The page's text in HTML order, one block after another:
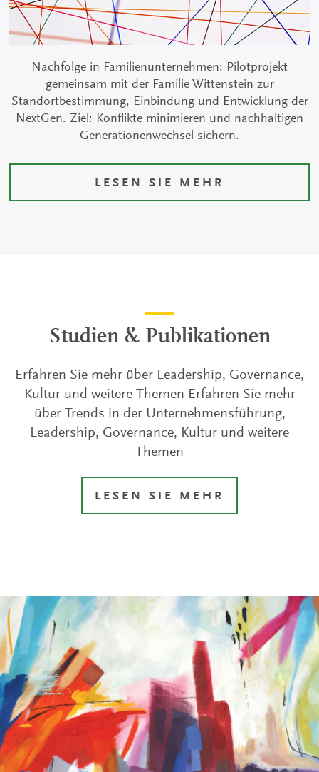
Nachfolge in Familienunternehmen: Pilotprojekt
gemeinsam mit der Familie Wittenstein zur
Standortbestimmung, Einbindung und Entwicklung der
NextGen. Ziel: Konflikte minimieren und nachhaltigen
Generationenwechsel sichern.
LESEN SIE MEHR
Studien & Publikationen
Erfahren Sie mehr über Leadership, Governance,
Kultur und weitere Themen Erfahren Sie mehr
über Trends in der Unternehmensführung,
Leadership, Governance, Kultur und weitere
Themen
LESEN SIE MEHR